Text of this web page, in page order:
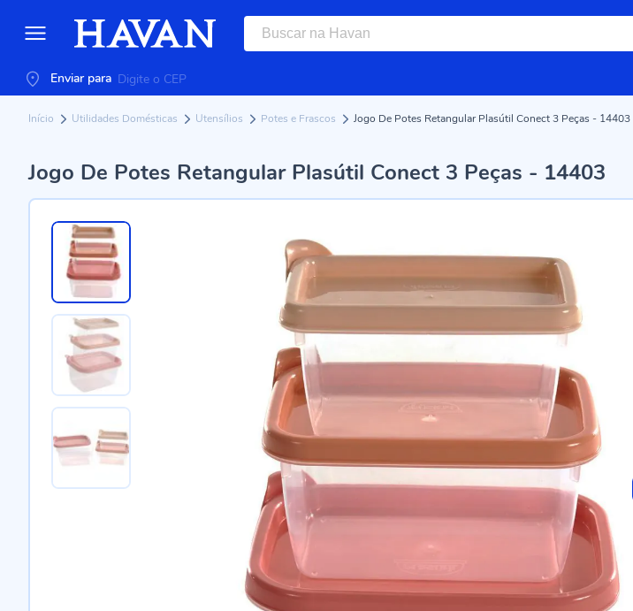
Enviar para
Início Utilidades Domésticas Utensílios Potes e Frascos Jogo De Potes Retangular Plasútil Conect 3 Peças - 14403
Jogo De Potes Retangular Plasútil Conect 3 Peças - 14403